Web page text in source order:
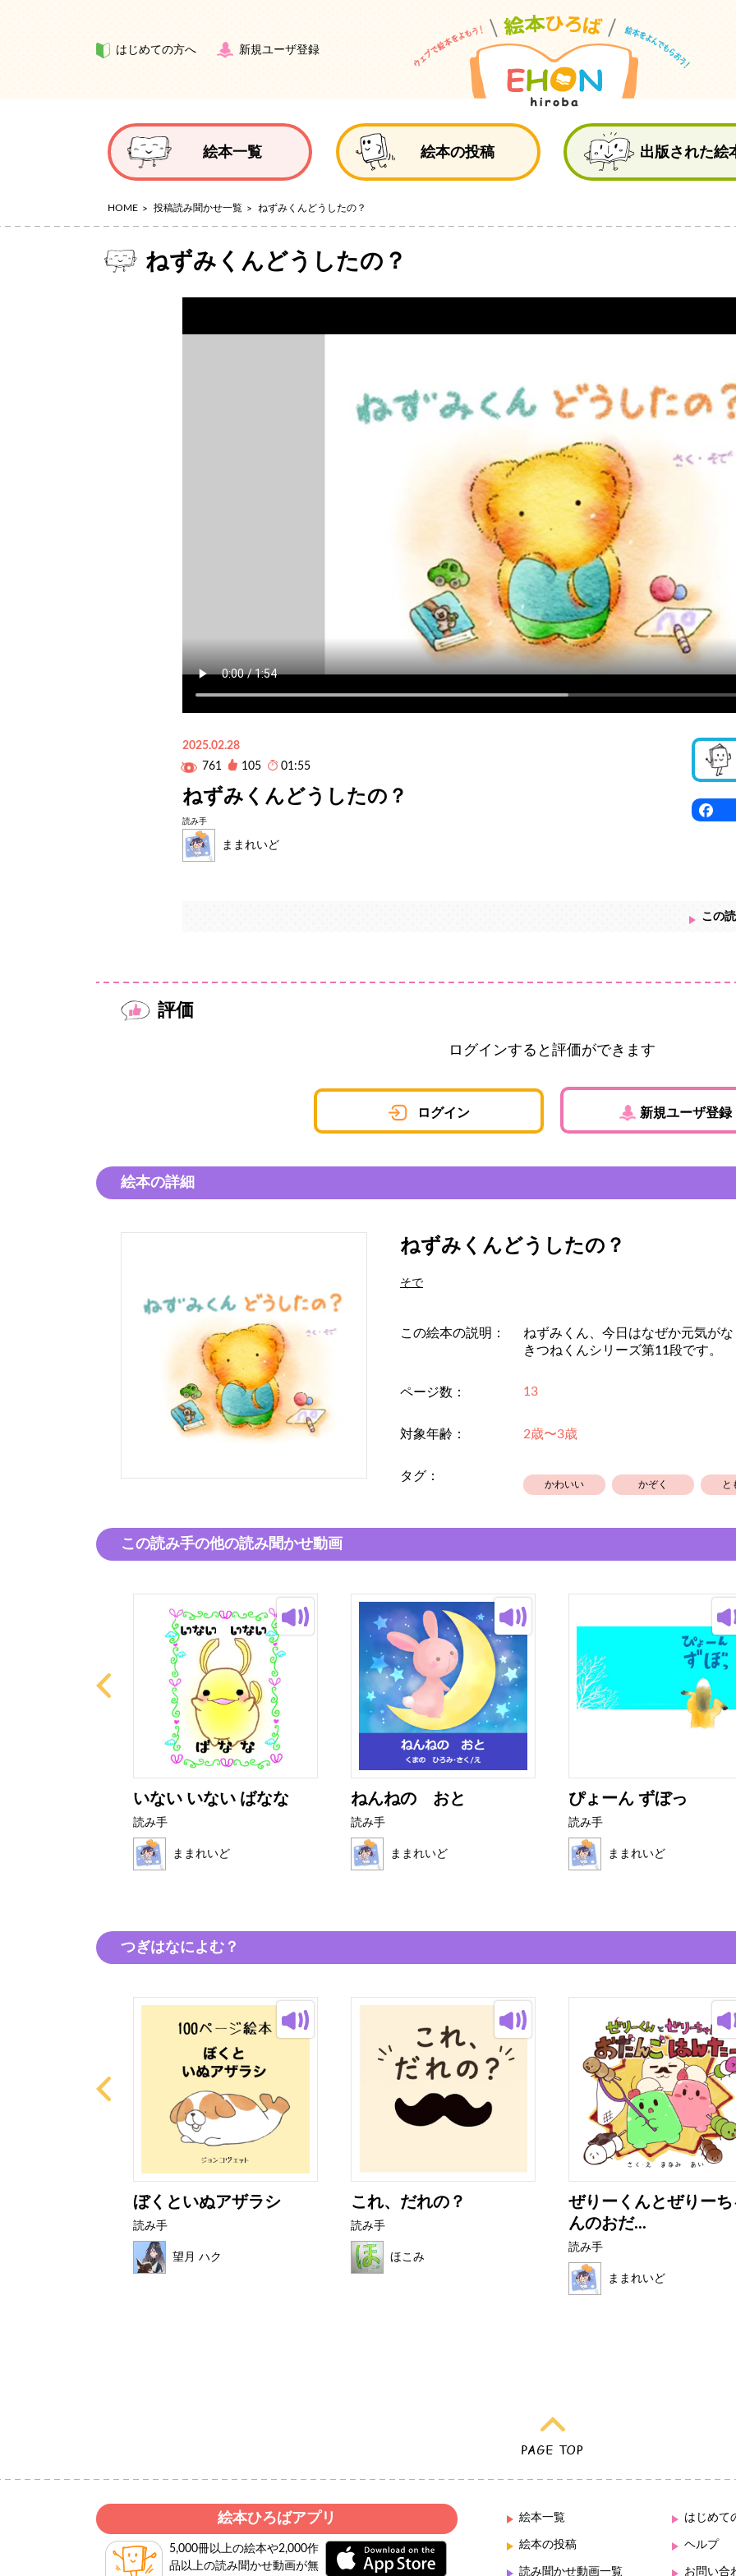
はじめての方へ 新規ユーザ登録
絵本一覧 絵本の投稿 出版された絵
HOME 投稿読み聞かせ一覧 ねずみくんどうしたの？
ねずみくんどうしたの？
2025.02.28
761
105 01:55
ねずみくんどうしたの？
読み手
ままれいど
この
評価
ログインすると評価ができます
ログイン 新規ユーザ登録
絵本の詳細
ねずみくんどうしたの？
そで
この絵本の説明：
ねずみくん、今日はなぜか元気が
きつねくんシリーズ第11段です。
ページ数： 13
対象年齢： 2歳〜3歳
タグ：
かわいい かぞく と
この読み手の他の読み聞かせ動画
いない いない ばなな
読み手
ままれいど
ねんねの おと
読み手
ままれいど
ぴょーん ずぼっ
読み手
ままれいど
つぎはなによむ？
ぼくといぬアザラシ
読み手
望月 ハク
これ、だれの？
読み手
ほこみ
ぜりーくんとぜりーち
んのおだ...
読み手
ままれいど
絵本ひろばアプリ
5,000冊以上の絵本や2,000作
品以上の読み聞かせ動画が無
絵本一覧
絵本の投稿
読み聞かせ動画一覧
はじめて
ヘルプ
お問い合